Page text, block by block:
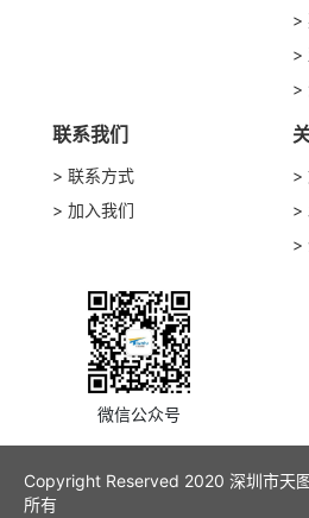
联系我们
联系方式
加入我们
微信公众号
Copyright Reserved 2020 深圳市天
所有